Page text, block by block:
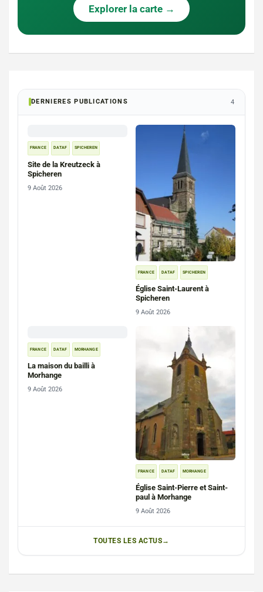
Explorer la carte →
DERNIERES PUBLICATIONS 4
FRANCE DATAF SPICHEREN
Site de la Kreutzeck à
Spicheren
9 Août 2026
FRANCE DATAF SPICHEREN
Église Saint-Laurent à
Spicheren
9 Août 2026
FRANCE DATAF MORHANGE
La maison du bailli à
Morhange
9 Août 2026
FRANCE DATAF MORHANGE
Église Saint-Pierre et Saint-
paul à Morhange
9 Août 2026
TOUTES LES ACTUS